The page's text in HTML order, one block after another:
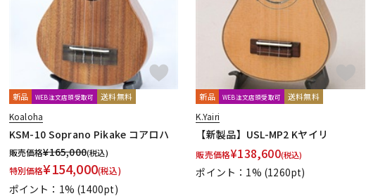
新品 WEB注文店頭受取可 送料無料
Koaloha
KSM-10 Soprano Pikake コアロハ
販売価格¥165,000(税込)
特別価格¥154,000(税込)
ポイント：1% (1400pt)
新品 WEB注文店頭受取可 送料無料
K.Yairi
【新製品】USL-MP2 Kヤイリ
販売価格¥138,600(税込)
ポイント：1% (1260pt)